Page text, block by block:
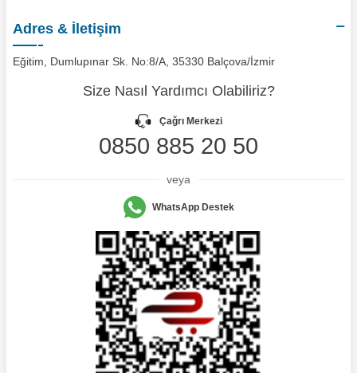
Adres & İletişim
Eğitim, Dumlupınar Sk. No:8/A, 35330 Balçova/İzmir
Size Nasıl Yardımcı Olabiliriz?
Çağrı Merkezi
0850 885 20 50
veya
WhatsApp Destek